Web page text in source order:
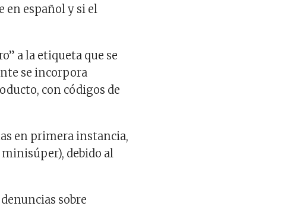
en español y si el
a la etiqueta que se
se incorpora
con códigos de
en primera instancia,
minisúper), debido al
sobre